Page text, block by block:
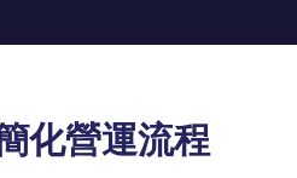
化營運流程